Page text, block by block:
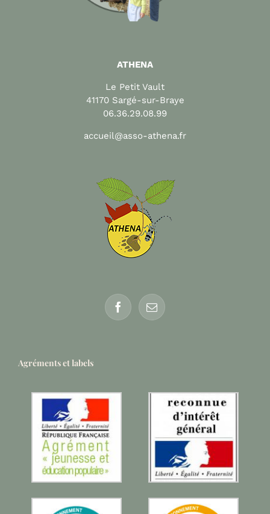
ATHENA
Le Petit Vault
41170 Sargé-sur-Braye
06.36.29.08.99
accueil@asso-athena.fr
Agréments et labels